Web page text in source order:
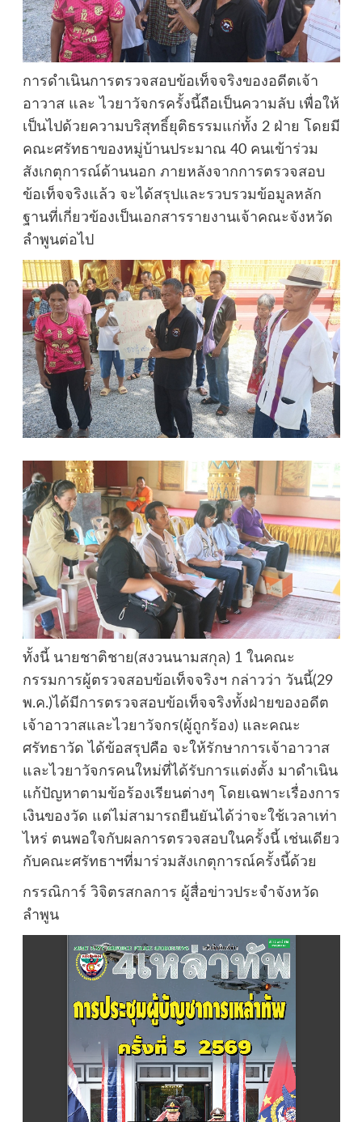
การดำเนินการตรวจสอบข้อเท็จจริงของอดีตเจ้า
อาวาส และ ไวยาวัจกรครั้งนี้ถือเป็นความลับ เพื่อให้
เป็นไปด้วยความบริสุทธิ์ยุติธรรมแก่ทั้ง 2 ฝ่าย โดยมี
คณะศรัทธาของหมู่บ้านประมาณ 40 คนเข้าร่วม
สังเกตุการณ์ด้านนอก ภายหลังจากการตรวจสอบ
ข้อเท็จจริงแล้ว จะได้สรุปและรวบรวมข้อมูลหลัก
ฐานที่เกี่ยวข้องเป็นเอกสารรายงานเจ้าคณะจังหวัด
ลำพูนต่อไป
ทั้งนี้ นายชาติชาย(สงวนนามสกุล) 1 ในคณะ
กรรมการผู้ตรวจสอบข้อเท็จจริงฯ กล่าวว่า วันนี้(29
พ.ค.)ได้มีการตรวจสอบข้อเท็จจริงทั้งฝ่ายของอดีต
เจ้าอาวาสและไวยาวัจกร(ผู้ถูกร้อง) และคณะ
ศรัทธาวัด ได้ข้อสรุปคือ จะให้รักษาการเจ้าอาวาส
และไวยาวัจกรคนใหม่ที่ได้รับการแต่งตั้ง มาดำเนิน
แก้ปัญหาตามข้อร้องเรียนต่างๆ โดยเฉพาะเรื่องการ
เงินของวัด แต่ไม่สามารถยืนยันได้ว่าจะใช้เวลาเท่า
ไหร่ ตนพอใจกับผลการตรวจสอบในครั้งนี้ เช่นเดียว
กับคณะศรัทธาฯที่มาร่วมสังเกตุการณ์ครั้งนี้ด้วย
กรรณิการ์ วิจิตรสกลการ ผู้สื่อข่าวประจำจังหวัด
ลำพูน